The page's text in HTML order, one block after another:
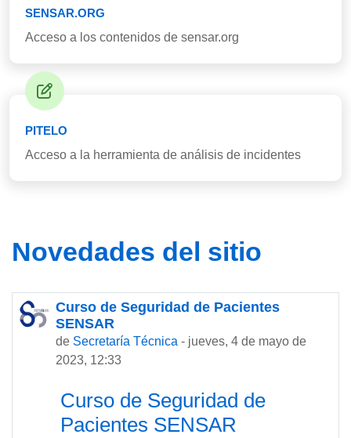
SENSAR.ORG
Acceso a los contenidos de sensar.org
PITELO
Acceso a la herramienta de análisis de incidentes
Novedades del sitio
Curso de Seguridad de Pacientes
SENSAR
de Secretaría Técnica - jueves, 4 de mayo de
2023, 12:33
Curso de Seguridad de
Pacientes SENSAR